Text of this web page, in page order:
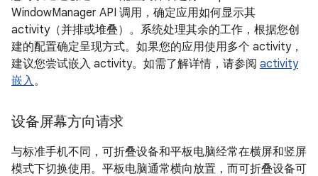
WindowManager API 调用，确定应用如何显示其
activity（并排或堆叠）。系统处理其余的工作，根据您创
建的配置确定呈现方式。如果您的应用使用多个 activity，
建议您尝试嵌入 activity。如需了解详情，请参阅 activity
嵌入。
设备屏幕方向请求
与标准手机不同，可折叠设备和平板电脑经常在横屏和竖屏
模式下切换使用。平板电脑通常横向放置，而可折叠设备可